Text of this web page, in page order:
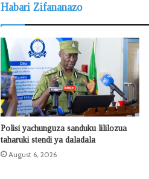
Habari Zifananazo
Polisi yachunguza sanduku lililozua
taharuki stendi ya daladala
August 6, 2026